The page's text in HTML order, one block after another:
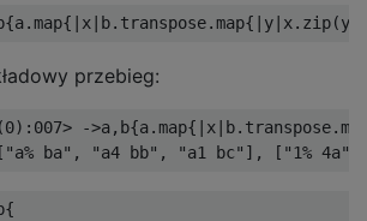
{a.map{| x b. transpose.map{| y x. zip(y
przebieg:
(0): 007> ->a, b{a.map{| x b. transpose.
"a% ba" , "a4 bb" , "a1 bc" ], [ "1% 4a"
{